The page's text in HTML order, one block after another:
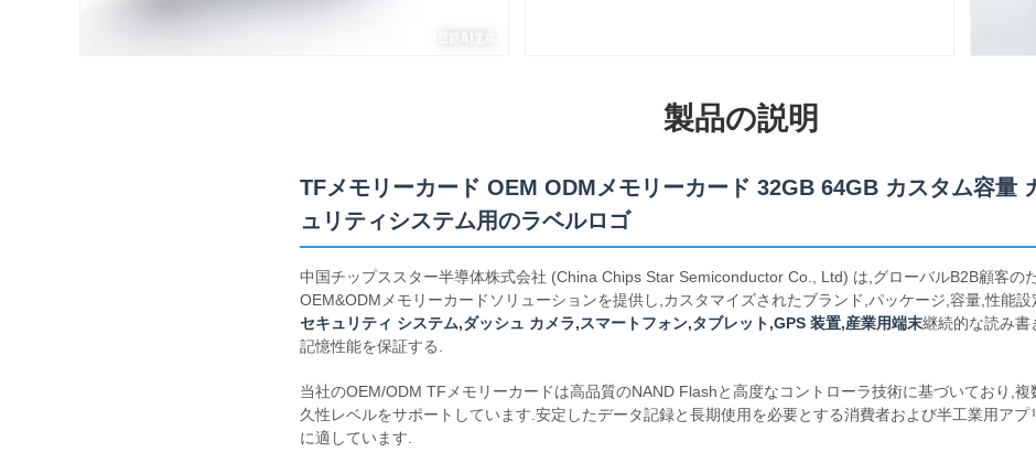
製品の説明
TFメモリーカード OEM ODMメモリーカード 32GB 64GB カスタム容量
ュリティシステム用のラベルロゴ
中国チップススター半導体株式会社 (China Chips Star Semiconductor Co., Ltd) は,グローバルB2B顧客の
OEM&ODMメモリーカードソリューションを提供し,カスタマイズされたブランド,パッケージ,容量,性能設
セキュリティ システム,ダッシュ カメラ,スマートフォン,タブレット,GPS 装置,産業用端末継続的な読み書
記憶性能を保証する.
当社のOEM/ODM TFメモリーカードは高品質のNAND Flashと高度なコントローラ技術に基づいており,
久性レベルをサポートしています.安定したデータ記録と長期使用を必要とする消費者および半工業用アプ
に適しています.